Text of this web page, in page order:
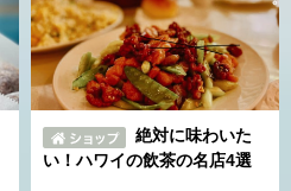
絶対に味わいた
い！ハワイの飲茶の名店4選